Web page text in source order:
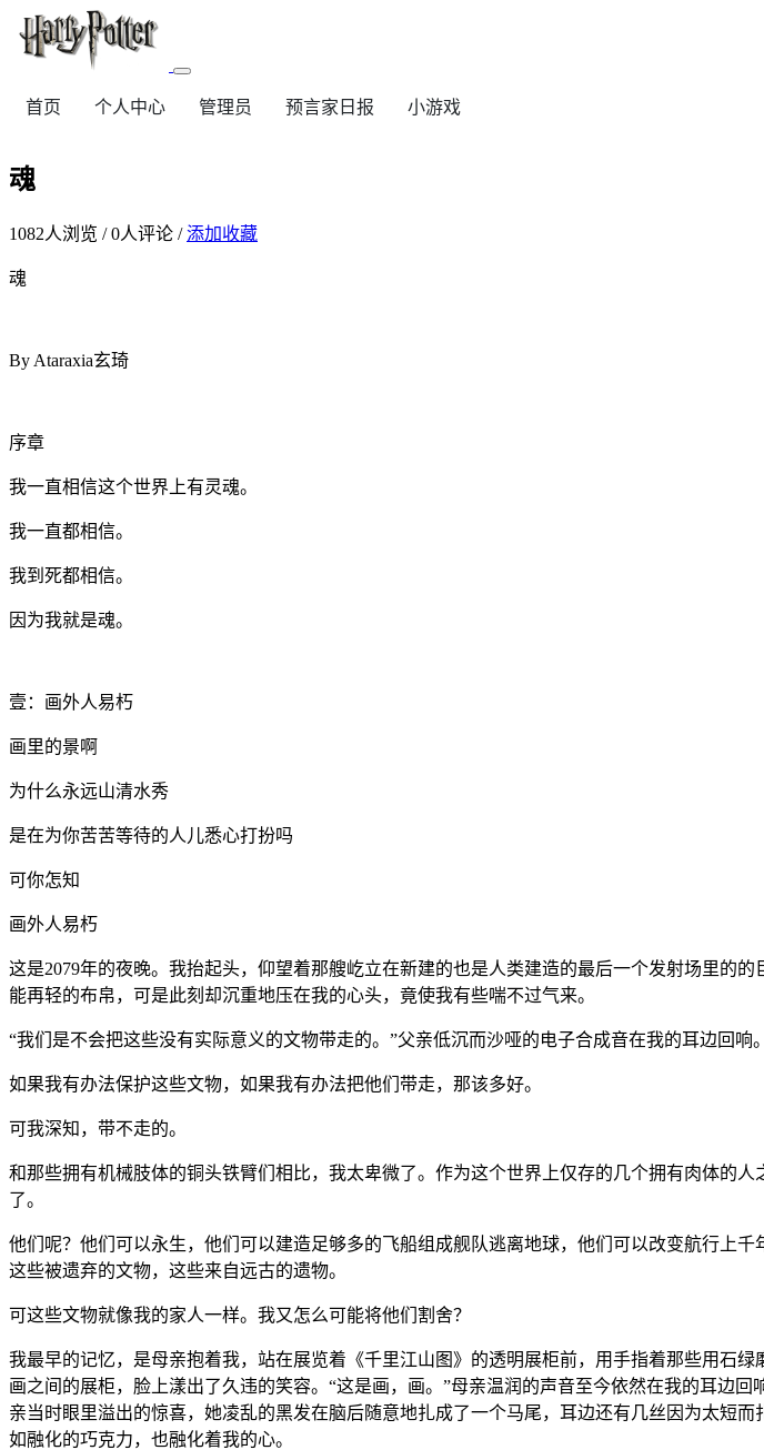
首页 个人中心 管理员 预言家日报 小游戏
魂
1082人浏览 /0人评论 /添加收藏
魂
By Ataraxia玄琦
序章
我一直相信这个世界上有灵魂。
我一直都相信。
我到死都相信。
因为我就是魂。
壹：画外人易朽
画里的景啊
为什么永远山清水秀
是在为你苦苦等待的人儿悉心打扮吗
可你怎知
画外人易朽
这是2079年的夜晚。我抬起头，仰望着那艘屹立在新建的也是人类建造的最后一个发射场里的
能再轻的布帛，可是此刻却沉重地压在我的心头，竟使我有些喘不过气来。
“我们是不会把这些没有实际意义的文物带走的。”父亲低沉而沙哑的电子合成音在我的耳边回响。
如果我有办法保护这些文物，如果我有办法把他们带走，那该多好。
可我深知，带不走的。
和那些拥有机械肢体的铜头铁臂们相比，我太卑微了。作为这个世界上仅存的几个拥有肉体的
了。
他们呢？他们可以永生，他们可以建造足够多的飞船组成舰队逃离地球，他们可以改变航行上
这些被遗弃的文物，这些来自远古的遗物。
可这些文物就像我的家人一样。我又怎么可能将他们割舍？
我最早的记忆，是母亲抱着我，站在展览着《千里江山图》的透明展柜前，用手指着那些用石
画之间的展柜，脸上漾出了久违的笑容。“这是画，画。”母亲温润的声音至今依然在我的耳边
亲当时眼里溢出的惊喜，她凌乱的黑发在脑后随意地扎成了一个马尾，耳边还有几丝因为太短
如融化的巧克力，也融化着我的心。